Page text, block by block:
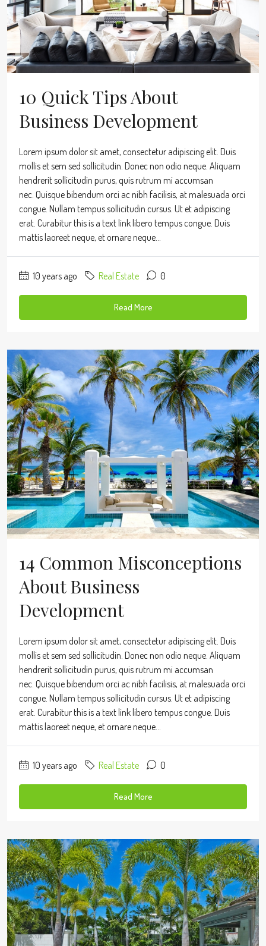
10 Quick Tips About
Business Development
Lorem ipsum dolor sit amet, consectetur adipiscing elit. Duis
mollis et sem sed sollicitudin. Donec non odio neque. Aliquam
hendrerit sollicitudin purus, quis rutrum mi accumsan
nec. Quisque bibendum orci ac nibh facilisis, at malesuada orci
congue. Nullam tempus sollicitudin cursus. Ut et adipiscing
erat. Curabitur this is a text link libero tempus congue. Duis
mattis laoreet neque, et ornare neque...
10 years ago Real Estate 0
Read More
14 Common Misconceptions
About Business
Development
Lorem ipsum dolor sit amet, consectetur adipiscing elit. Duis
mollis et sem sed sollicitudin. Donec non odio neque. Aliquam
hendrerit sollicitudin purus, quis rutrum mi accumsan
nec. Quisque bibendum orci ac nibh facilisis, at malesuada orci
congue. Nullam tempus sollicitudin cursus. Ut et adipiscing
erat. Curabitur this is a text link libero tempus congue. Duis
mattis laoreet neque, et ornare neque...
10 years ago Real Estate 0
Read More